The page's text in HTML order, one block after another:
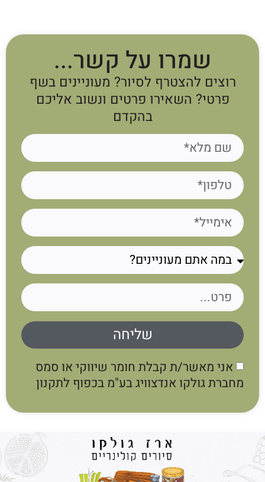
שמרו על קשר...
רוצים להצטרף לסיור? מעוניינים בשף
פרטי? השאירו פרטים ונשוב אליכם
בהקדם
אני מאשר/ת קבלת חומר שיווקי או סמס
מחברת גולקו אנדצוויג בע"מ בכפוף לתקנון
שליחה